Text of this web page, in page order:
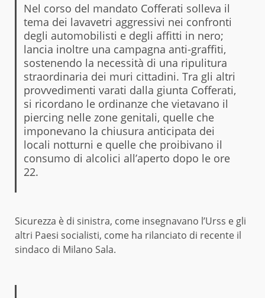
Nel corso del mandato Cofferati solleva il
tema dei lavavetri aggressivi nei confronti
degli automobilisti e degli affitti in nero;
lancia inoltre una campagna anti-graffiti,
sostenendo la necessità di una ripulitura
straordinaria dei muri cittadini. Tra gli altri
provvedimenti varati dalla giunta Cofferati,
si ricordano le ordinanze che vietavano il
piercing nelle zone genitali, quelle che
imponevano la chiusura anticipata dei
locali notturni e quelle che proibivano il
consumo di alcolici all’aperto dopo le ore
22.
Sicurezza è di sinistra, come insegnavano l’Urss e gli
altri Paesi socialisti, come ha rilanciato di recente il
sindaco di Milano Sala.